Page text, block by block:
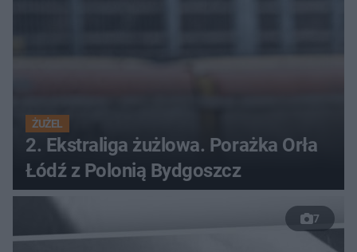
ŻUŻEL
2. Ekstraliga żużlowa. Porażka Orła
Łódź z Polonią Bydgoszcz
7